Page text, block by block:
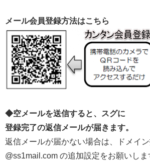
メール会員登録方法はこちら
◆空メールを送信すると、スグに
登録完了の返信メールが届きます。
返信メールが届かない場合は、ドメイ
@ss1mail.com の追加設定をお願いしま